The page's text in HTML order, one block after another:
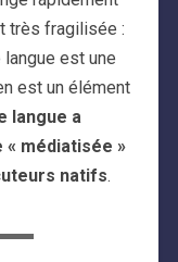
très fragilisée :
est une
est un élément
langue a
« médiatisée »
natifs.